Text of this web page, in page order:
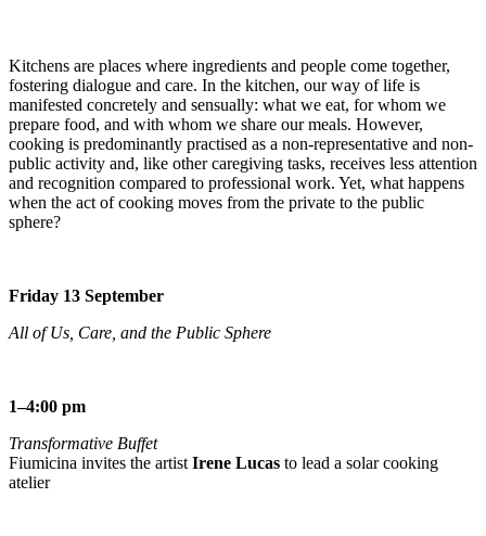
Kitchens are places where ingredients and people come together,
fostering dialogue and care. In the kitchen, our way of life is
manifested concretely and sensually: what we eat, for whom we
prepare food, and with whom we share our meals. However,
cooking is predominantly practised as a non-representative and non-
public activity and, like other caregiving tasks, receives less attention
and recognition compared to professional work. Yet, what happens
when the act of cooking moves from the private to the public
sphere?
Friday 13 September
All of Us, Care, and the Public Sphere
1–4:00 pm
Transformative Buffet
Fiumicina invites the artist Irene Lucas to lead a solar cooking
atelier